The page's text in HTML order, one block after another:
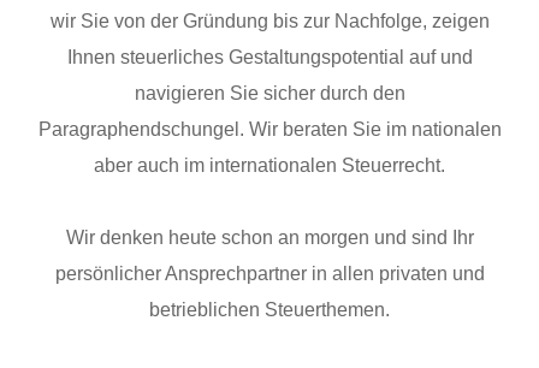
wir Sie von der Gründung bis zur Nachfolge, zeigen
Ihnen steuerliches Gestaltungspotential auf und
navigieren Sie sicher durch den
Paragraphendschungel. Wir beraten Sie im nationalen
aber auch im internationalen Steuerrecht.
Wir denken heute schon an morgen und sind Ihr
persönlicher Ansprechpartner in allen privaten und
betrieblichen Steuerthemen.